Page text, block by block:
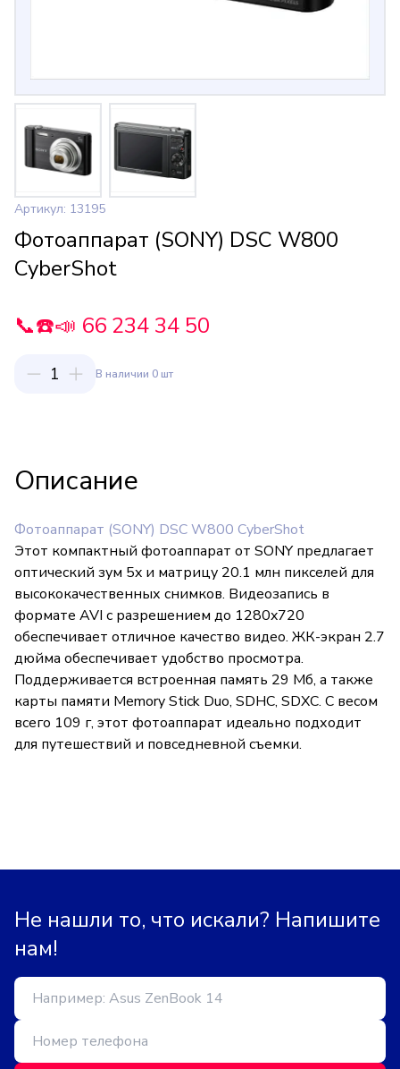
Артикул: 13195
Фотоаппарат (SONY) DSC W800
CyberShot
📞☎️📣 66 234 34 50
1 В наличии 0 шт
Описание
Фотоаппарат (SONY) DSC W800 CyberShot
Этот компактный фотоаппарат от SONY предлагает
оптический зум 5x и матрицу 20.1 млн пикселей для
высококачественных снимков. Видеозапись в
формате AVI с разрешением до 1280x720
обеспечивает отличное качество видео. ЖК-экран 2.7
дюйма обеспечивает удобство просмотра.
Поддерживается встроенная память 29 Мб, а также
карты памяти Memory Stick Duo, SDHC, SDXC. С весом
всего 109 г, этот фотоаппарат идеально подходит
для путешествий и повседневной съемки.
Не нашли то, что искали? Напишите
нам!